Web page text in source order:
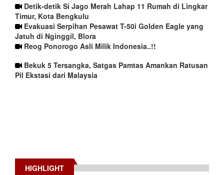
Detik-detik Si Jago Merah Lahap 11 Rumah di Lingkar
Timur, Kota Bengkulu
Evakuasi Serpihan Pesawat T-50i Golden Eagle yang
Jatuh di Nginggil, Blora
Reog Ponorogo Asli Milik Indonesia..!!
Bekuk 5 Tersangka, Satgas Pamtas Amankan Ratusan
Pil Ekstasi dari Malaysia
HIGHLIGHT